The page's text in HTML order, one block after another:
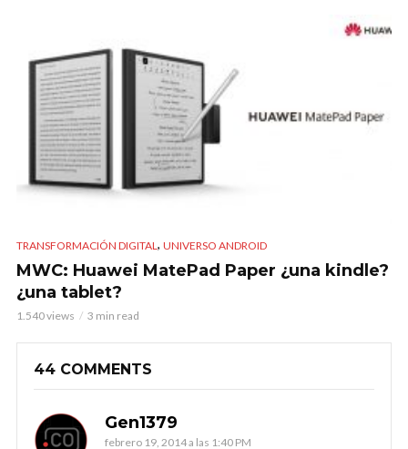
TRANSFORMACIÓN DIGITAL , UNIVERSO ANDROID
MWC: Huawei MatePad Paper ¿una kindle?
¿una tablet?
1.540 views 3 min read
44 COMMENTS
Gen1379
febrero 19, 2014 a las 1:40 PM